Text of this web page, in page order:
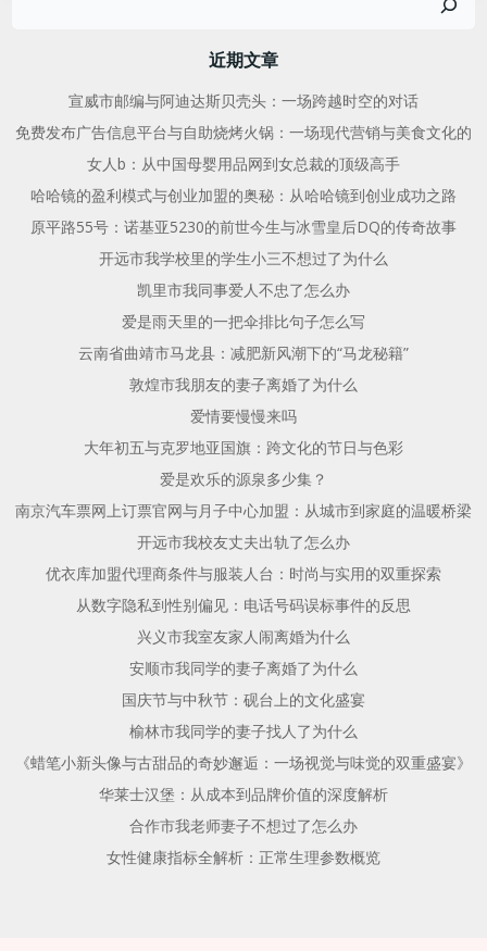
航
近期文章
宣威市邮编与阿迪达斯贝壳头：一场跨越时空的对话
免费发布广告信息平台与自助烧烤火锅：一场现代营销与美食文化的
女人b：从中国母婴用品网到女总裁的顶级高手
哈哈镜的盈利模式与创业加盟的奥秘：从哈哈镜到创业成功之路
原平路55号：诺基亚5230的前世今生与冰雪皇后DQ的传奇故事
开远市我学校里的学生小三不想过了为什么
凯里市我同事爱人不忠了怎么办
爱是雨天里的一把伞排比句子怎么写
云南省曲靖市马龙县：减肥新风潮下的“马龙秘籍”
敦煌市我朋友的妻子离婚了为什么
爱情要慢慢来吗
大年初五与克罗地亚国旗：跨文化的节日与色彩
爱是欢乐的源泉多少集？
南京汽车票网上订票官网与月子中心加盟：从城市到家庭的温暖桥梁
开远市我校友丈夫出轨了怎么办
优衣库加盟代理商条件与服装人台：时尚与实用的双重探索
从数字隐私到性别偏见：电话号码误标事件的反思
兴义市我室友家人闹离婚为什么
安顺市我同学的妻子离婚了为什么
国庆节与中秋节：砚台上的文化盛宴
榆林市我同学的妻子找人了为什么
《蜡笔小新头像与古甜品的奇妙邂逅：一场视觉与味觉的双重盛宴》
华莱士汉堡：从成本到品牌价值的深度解析
合作市我老师妻子不想过了怎么办
女性健康指标全解析：正常生理参数概览